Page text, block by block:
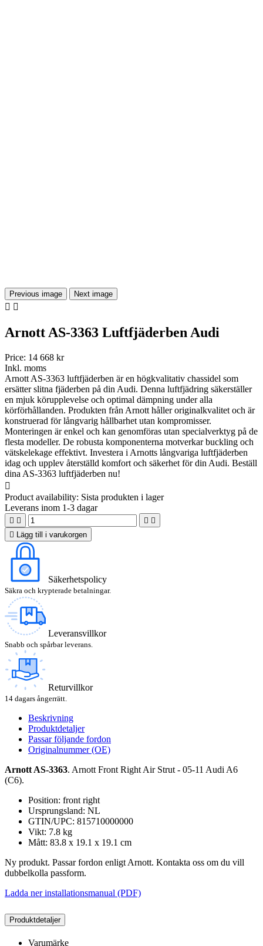
Previous image Next image
 
Arnott AS-3363 Luftfjäderben Audi
Price: 14 668 kr
Inkl. moms
Arnott AS-3363 luftfjäderben är en högkvalitativ chassidel som
ersätter slitna fjäderben på din Audi. Denna luftfjädring säkerställer
en mjuk körupplevelse och optimal dämpning under alla
körförhållanden. Produkten från Arnott håller originalkvalitet och är
konstruerad för långvarig hållbarhet utan kompromisser.
Monteringen är enkel och kan genomföras utan specialverktyg på de
flesta modeller. De robusta komponenterna motverkar buckling och
vätskelekage effektivt. Investera i Arnotts långvariga luftfjäderben
idag och upplev återställd komfort och säkerhet för din Audi. Beställ
dina AS-3363 luftfjäderben nu!

Product availability: Sista produkten i lager
Leverans inom 1-3 dagar
   

Lägg till i varukorgen
Säkerhetspolicy
Säkra och krypterade betalningar.
Leveransvillkor
Snabb och spårbar leverans.
Returvillkor
14 dagars ångerrätt.
Beskrivning
Produktdetaljer
Passar följande fordon
Originalnummer (OE)
Arnott AS-3363. Arnott Front Right Air Strut - 05-11 Audi A6
(C6).
Position: front right
Ursprungsland: NL
GTIN/UPC: 815710000000
Vikt: 7.8 kg
Mått: 83.8 x 19.1 x 19.1 cm
Ny produkt. Passar fordon enligt Arnott. Kontakta oss om du vill
dubbelkolla passform.
Ladda ner installationsmanual (PDF)
Produktdetaljer
Varumärke